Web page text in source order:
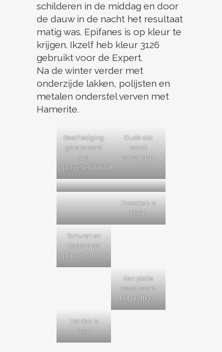
schilderen in de middag en door
de dauw in de nacht het resultaat
matig was. Epifanes is op kleur te
krijgen. Ikzelf heb kleur 3126
gebruikt voor de Expert.
Na de winter verder met
onderzijde lakken, polijsten en
metalen onderstel verven met
Hamerite.
Beschadiging
gerepareerd
met
polyesterplamuur.
Oude slot
wordt
vervangen.
Disselbak is
klaar.
Schuren en
deels in de
primer zetten.
Een platte
kwast werkt
het prettigst.
Het dak is
klaar.